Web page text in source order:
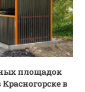
площадок
в